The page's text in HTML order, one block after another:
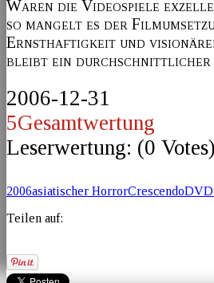
Waren die Videospiele
so mangelt es der
Ernsthaftigkeit und
bleibt ein
2006-12-31
5Gesamtwertung
Leserwertung: (0 Votes)
2006asiatischer HorrorCrescendoDVD
Teilen auf: